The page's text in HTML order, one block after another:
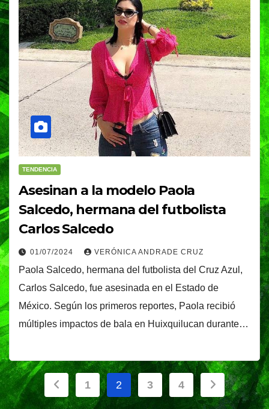
TENDENCIA
Asesinan a la modelo Paola
Salcedo, hermana del futbolista
Carlos Salcedo
01/07/2024 VERÓNICA ANDRADE CRUZ
Paola Salcedo, hermana del futbolista del Cruz Azul,
Carlos Salcedo, fue asesinada en el Estado de
México. Según los primeros reportes, Paola recibió
múltiples impactos de bala en Huixquilucan durante…
Paginación
1 2 3 4